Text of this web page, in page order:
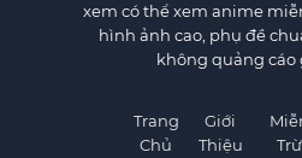
xem có thể xem anime
hình ảnh cao, phụ đề
không quảng cáo
Trang
Chủ
Giới
Thiệu
Trừ